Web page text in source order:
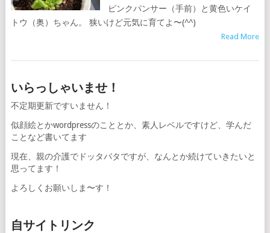
ピンクパンサー（手前）と黄色いケイ
トウ（奥）ちゃん。 狭いけど元気に育てよ〜(^^)
Read More
いらっしゃいませ！
不定期更新ですいません！
似顔絵とかwordpressのこととか、素人レベルですけど、学んだ
ことなど書いてます
現在、親の介護でドッタバタですが、なんとか続けていきたいと
思ってます！
よろしくお願いしま〜す！
自サイトリンク